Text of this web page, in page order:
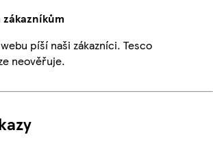
píší naši zákazníci. Tesco
neověřuje.